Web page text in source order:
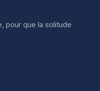
pour que la solitude